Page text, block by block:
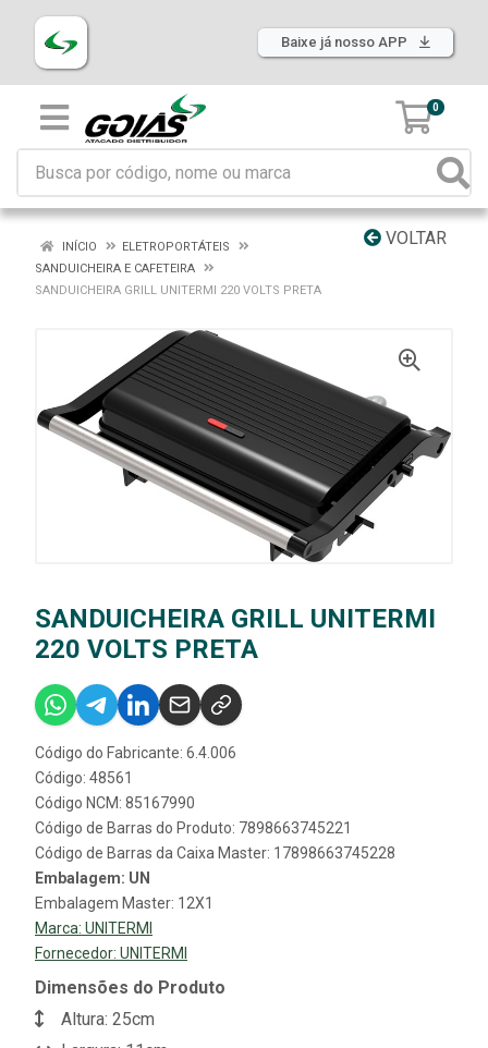
Baixe já nosso APP
0
VOLTAR
INÍCIO
ELETROPORTÁTEIS
SANDUICHEIRA E CAFETEIRA
SANDUICHEIRA GRILL UNITERMI 220 VOLTS PRETA
SANDUICHEIRA GRILL UNITERMI
220 VOLTS PRETA
Código do Fabricante: 6.4.006
Código: 48561
Código NCM: 85167990
Código de Barras do Produto: 7898663745221
Código de Barras da Caixa Master: 17898663745228
Embalagem: UN
Embalagem Master: 12X1
Marca: UNITERMI
Fornecedor: UNITERMI
Dimensões do Produto
Altura: 25cm